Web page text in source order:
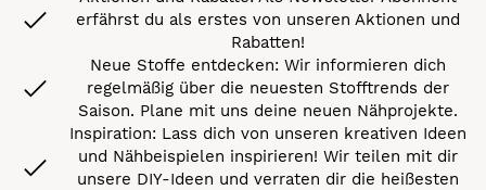
erfährst du als erstes von unseren Aktionen und
Rabatten!
Neue Stoffe entdecken: Wir informieren dich
regelmäßig über die neuesten Stofftrends der
Saison. Plane mit uns deine neuen Nähprojekte.
Inspiration: Lass dich von unseren kreativen Ideen
und Nähbeispielen inspirieren! Wir teilen mit dir
unsere DIY-Ideen und verraten dir die heißesten